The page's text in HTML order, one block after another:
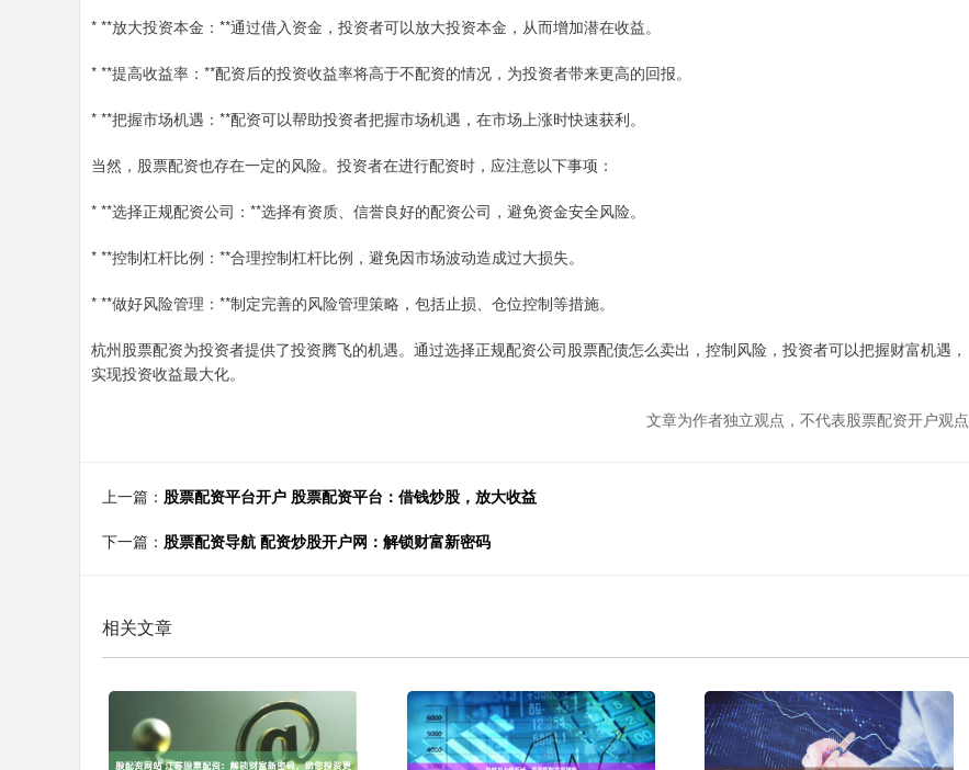
* **放大投资本金：**通过借入资金，投资者可以放大投资本金，从而增加潜在收益。
* **提高收益率：**配资后的投资收益率将高于不配资的情况，为投资者带来更高的回报。
* **把握市场机遇：**配资可以帮助投资者把握市场机遇，在市场上涨时快速获利。
当然，股票配资也存在一定的风险。投资者在进行配资时，应注意以下事项：
* **选择正规配资公司：**选择有资质、信誉良好的配资公司，避免资金安全风险。
* **控制杠杆比例：**合理控制杠杆比例，避免因市场波动造成过大损失。
* **做好风险管理：**制定完善的风险管理策略，包括止损、仓位控制等措施。
杭州股票配资为投资者提供了投资腾飞的机遇。通过选择正规配资公司股票配债怎么卖出，控制风险，投资者可以把握财富机遇，
实现投资收益最大化。
文章为作者独立观点，不代表股票配资开户观点
上一篇： 股票配资平台开户 股票配资平台：借钱炒股，放大收益
下一篇： 股票配资导航 配资炒股开户网：解锁财富新密码
相关文章